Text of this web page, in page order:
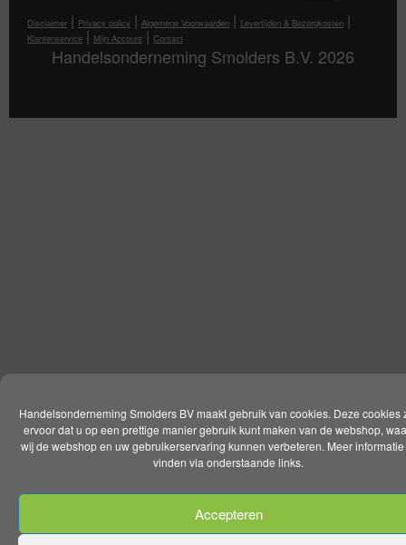
Handelsonderneming Smolders BV maakt gebruik van cookies. Deze cookies
ervoor dat u op een prettige manier gebruik kunt maken van de webshop,
wij de webshop en uw gebruikerservaring kunnen verbeteren. Meer
vinden via onderstaande links.
Accepteren
Disclaimer | Privacy policy | Algemene Voorwaarden | Levertijden & Bezorgkosten |
Klantenservice | Mijn Account | Contact
Handelsonderneming Smolders B.V. 2026